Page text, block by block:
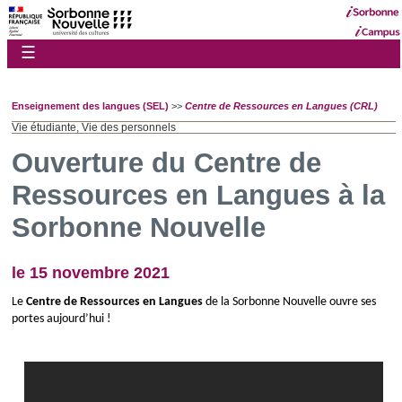
☰
Enseignement des langues (SEL) >> Centre de Ressources en Langues (CRL)
Vie étudiante, Vie des personnels
Ouverture du Centre de
Ressources en Langues à la
Sorbonne Nouvelle
le 15 novembre 2021
Le Centre de Ressources en Langues de la Sorbonne Nouvelle ouvre ses
portes aujourd’hui !